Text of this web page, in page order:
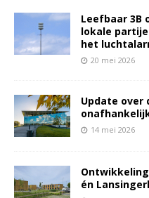
Leefbaar 3B
lokale
het
20 mei 2026
Update over
14 mei 2026
én